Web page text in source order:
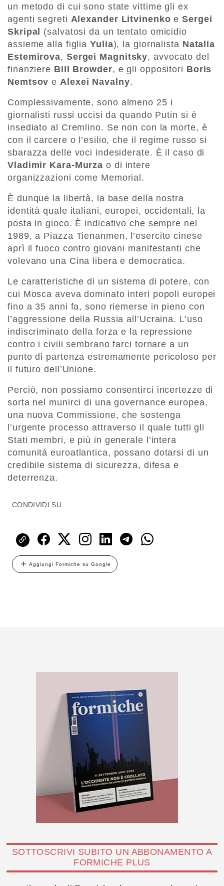
un metodo di cui sono state vittime gli ex
agenti segreti Alexander Litvinenko eSergei
Skripal (salvatosi da un tentato omicidio
assieme alla figlia Yulia), la giornalista Natalia
Estemirova, Sergei Magnitsky, avvocato del
finanziere Bill Browder, e gli oppositori Boris
Nemtsov eAlexei Navalny.
Complessivamente, sono almeno 25 i
giornalisti russi uccisi da quando Putin si è
insediato al Cremlino. Se non con la morte, è
con il carcere o l’esilio, che il regime russo si
sbarazza delle voci indesiderate. È il caso di
Vladimir Kara-Murza o di intere
organizzazioni come Memorial.
È dunque la libertà, la base della nostra
identità quale italiani, europei, occidentali, la
posta in gioco. È indicativo che sempre nel
1989, a Piazza Tienanmen, l’esercito cinese
aprì il fuoco contro giovani manifestanti che
volevano una Cina libera e democratica.
Le caratteristiche di un sistema di potere, con
cui Mosca aveva dominato interi popoli europei
fino a 35 anni fa, sono riemerse in pieno con
l’aggressione della Russia all’Ucraina. L’uso
indiscriminato della forza e la repressione
contro i civili sembrano farci tornare a un
punto di partenza estremamente pericoloso per
il futuro dell’Unione.
Perciò, non possiamo consentirci incertezze di
sorta nel munirci di una governance europea,
una nuova Commissione, che sostenga
l’urgente processo attraverso il quale tutti gli
Stati membri, e più in generale l’intera
comunità euroatlantica, possano dotarsi di un
credibile sistema di sicurezza, difesa e
deterrenza.
CONDIVIDI SU:
Aggiungi Formiche su Google
SOTTOSCRIVI SUBITO UN ABBONAMENTO A
FORMICHE PLUS